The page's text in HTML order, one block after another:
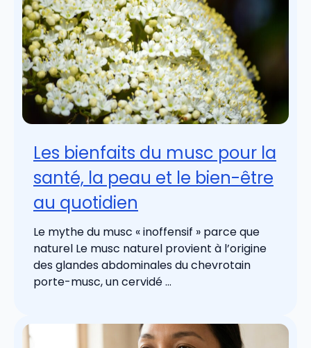
Les bienfaits du musc pour la
santé, la peau et le bien-être
au quotidien
Le mythe du musc « inoffensif » parce que
naturel Le musc naturel provient à l’origine
des glandes abdominales du chevrotain
porte-musc, un cervidé ...